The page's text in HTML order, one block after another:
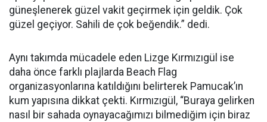
güneşlenerek güzel vakit geçirmek için geldik. Çok
güzel geçiyor. Sahili de çok beğendik.” dedi.
Aynı takımda mücadele eden Lizge Kırmızıgül ise
daha önce farklı plajlarda Beach Flag
organizasyonlarına katıldığını belirterek Pamucak’ın
kum yapısına dikkat çekti. Kırmızıgül, “Buraya gelirken
nasıl bir sahada oynayacağımızı bilmediğim için biraz